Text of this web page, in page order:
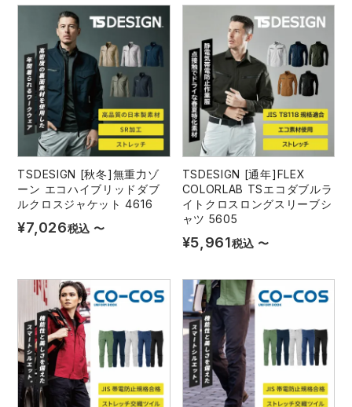
作業用小物・アクセサリー
鞄・バッグ
つなぎ
ファン付き作業着・空調服
電熱ウェア・ヒートウェア
刺繍・プリント加工対象商品
アイズフロンティア ランキング
TSDESIGN ランキング
コーコス ランキング
アイトス ランキング
ジーベック ランキング
ネーム刺繍・プリント加工対象商品
作業着
ニット
ファン付きウェア
ハイパーV
ムービンカット グラディエーター
ニオイクリア タカヤ商事
エアークラフト 自重堂
サーヴォ セロリー 大阪支店
中塚被服 イーブンリバー
スターライト工業 東洋物産工業
医療白衣・介護服
TSDESIGN [秋冬]無重力ゾ
ーン エコハイブリッドダブ
ルクロスジャケット 4616
¥7,026税込 〜
TSDESIGN [通年]FLEX
COLORLAB TSエコダブルラ
イトクロスロングスリーブシ
ャツ 5605
¥5,961税込 〜